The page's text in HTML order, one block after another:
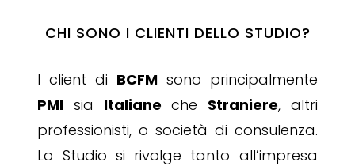
CHI SONO I CLIENTI DELLO STUDIO?
I client di BCFMsono principalmente
PMI sia Italiane che Straniere, altri
professionisti, o società di consulenza.
Lo Studio si rivolge tanto all’impresa